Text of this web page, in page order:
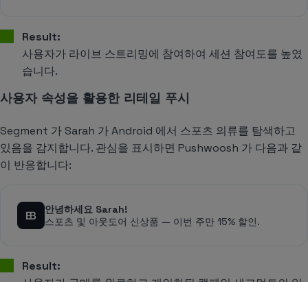
Result:
사용자가 라이브 스트리밍에 참여하여 세션 참여도를 높였
습니다.
사용자 속성을 활용한 리테일 푸시
Segment 가 Sarah 가 Android 에서 스포츠 의류를 탐색하고
있음을 감지합니다. 관심을 표시하면 Pushwoosh 가 다음과 같
이 반응합니다:
안녕하세요 Sarah!
스포츠 및 아웃도어 신상품 — 이번 주만 15% 할인.
Result: